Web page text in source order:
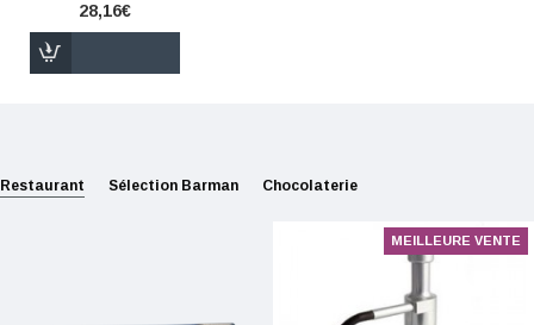
28,16€
Restaurant Sélection Barman Chocolaterie
MEILLEURE VENTE